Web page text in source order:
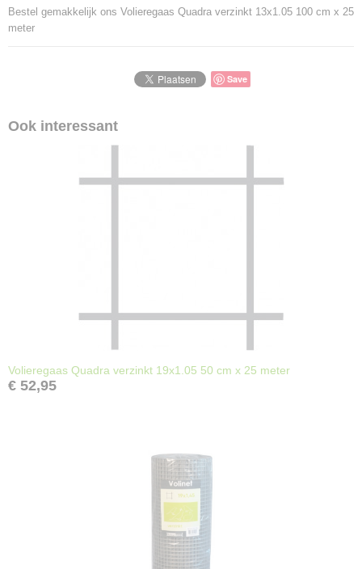
Bestel gemakkelijk ons Volieregaas Quadra verzinkt 13x1.05 100 cm x 25
meter
Save
Ook interessant
Volieregaas Quadra verzinkt 19x1.05 50 cm x 25 meter
€ 52,95